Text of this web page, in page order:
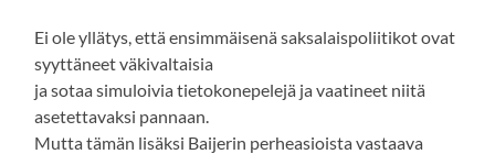
Ei ole yllätys, että ensimmäisenä saksalaispoliitikot ovat
syyttäneet väkivaltaisia
ja sotaa simuloivia tietokonepelejä ja vaatineet niitä
asetettavaksi pannaan.
Mutta tämän lisäksi Baijerin perheasioista vastaava